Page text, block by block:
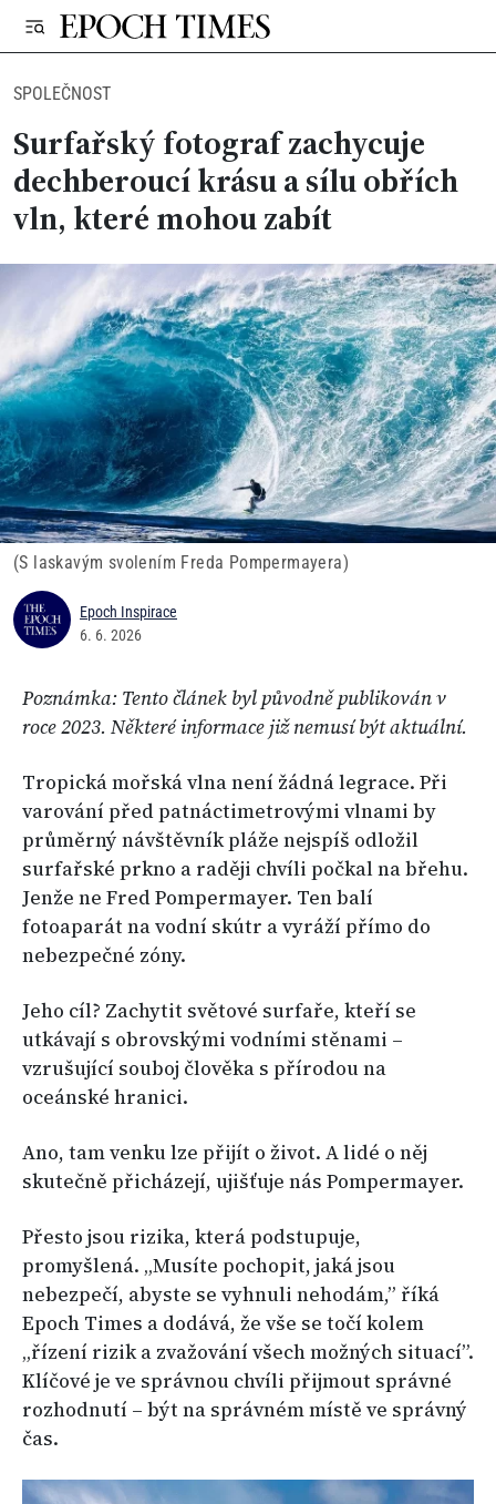
SPOLEČNOST
Surfařský fotograf zachycuje
dechberoucí krásu a sílu obřích
vln, které mohou zabít
(S laskavým svolením Freda Pompermayera)
Epoch Inspirace
6. 6. 2026
Poznámka: Tento článek byl původně publikován v
roce 2023. Některé informace již nemusí být aktuální.
Tropická mořská vlna není žádná legrace. Při
varování před patnáctimetrovými vlnami by
průměrný návštěvník pláže nejspíš odložil
surfařské prkno a raději chvíli počkal na břehu.
Jenže ne Fred Pompermayer. Ten balí
fotoaparát na vodní skútr a vyráží přímo do
nebezpečné zóny.
Jeho cíl? Zachytit světové surfaře, kteří se
utkávají s obrovskými vodními stěnami –
vzrušující souboj člověka s přírodou na
oceánské hranici.
Ano, tam venku lze přijít o život. A lidé o něj
skutečně přicházejí, ujišťuje nás Pompermayer.
Přesto jsou rizika, která podstupuje,
promyšlená. „Musíte pochopit, jaká jsou
nebezpečí, abyste se vyhnuli nehodám,” říká
Epoch Times a dodává, že vše se točí kolem
„řízení rizik a zvažování všech možných situací”.
Klíčové je ve správnou chvíli přijmout správné
rozhodnutí – být na správném místě ve správný
čas.